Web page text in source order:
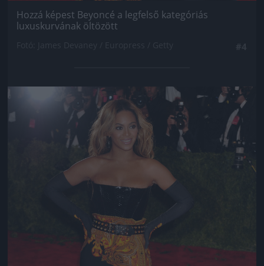
Hozzá képest Beyoncé a legfelső kategóriás
luxuskurvának öltözött
Jön még kép!